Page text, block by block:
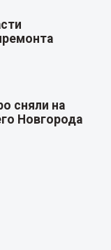
сняли на
Новгорода